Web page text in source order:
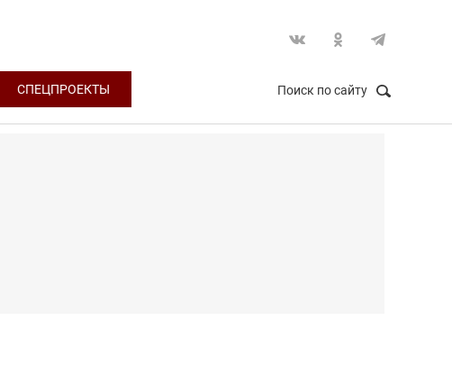
СПЕЦПРОЕКТЫ Поиск по сайту